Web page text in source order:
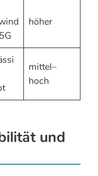
höher
mittel–
hoch
und